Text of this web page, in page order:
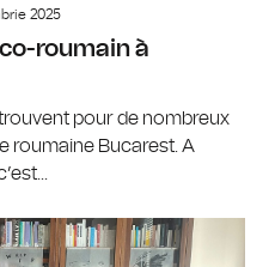
2025
roumain à
pour de nombreux
roumaine Bucarest. A